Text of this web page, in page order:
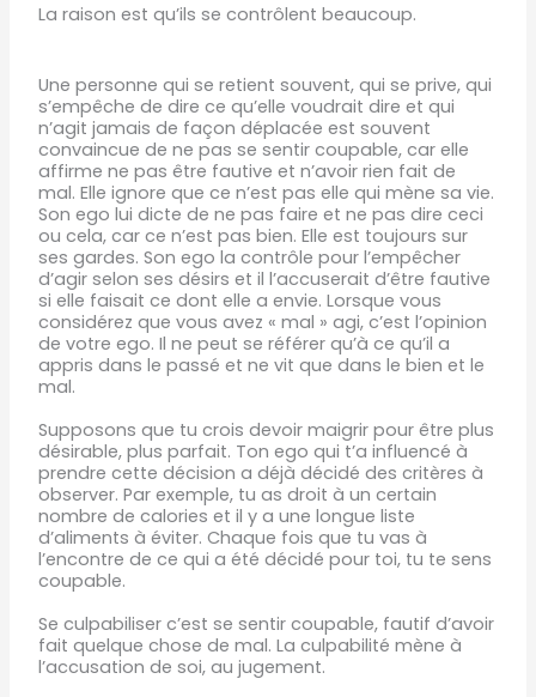
La raison est qu’ils se contrôlent beaucoup.
Une personne qui se retient souvent, qui se prive, qui
s’empêche de dire ce qu’elle voudrait dire et qui
n’agit jamais de façon déplacée est souvent
convaincue de ne pas se sentir coupable, car elle
affirme ne pas être fautive et n’avoir rien fait de
mal. Elle ignore que ce n’est pas elle qui mène sa vie.
Son ego lui dicte de ne pas faire et ne pas dire ceci
ou cela, car ce n’est pas bien. Elle est toujours sur
ses gardes. Son ego la contrôle pour l’empêcher
d’agir selon ses désirs et il l’accuserait d’être fautive
si elle faisait ce dont elle a envie. Lorsque vous
considérez que vous avez « mal » agi, c’est l’opinion
de votre ego. Il ne peut se référer qu’à ce qu’il a
appris dans le passé et ne vit que dans le bien et le
mal.
Supposons que tu crois devoir maigrir pour être plus
désirable, plus parfait. Ton ego qui t’a influencé à
prendre cette décision a déjà décidé des critères à
observer. Par exemple, tu as droit à un certain
nombre de calories et il y a une longue liste
d’aliments à éviter. Chaque fois que tu vas à
l’encontre de ce qui a été décidé pour toi, tu te sens
coupable.
Se culpabiliser c’est se sentir coupable, fautif d’avoir
fait quelque chose de mal. La culpabilité mène à
l’accusation de soi, aujugement.